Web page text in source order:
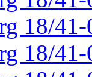
18/41-
18/41-